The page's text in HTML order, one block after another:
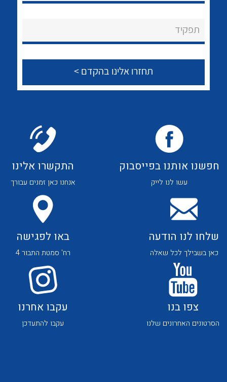
אודות
About Ateka Ltd.
לכל מוצרי היצרן
לכל מוצרי היצרן לכל מוצרי היצרן
תפקיד
חפשנו אותנו בפייסבוק
עשו לנו לייק
התקשרו אלינו
אנחנו כאן זמנים עבורך
שלחו לנו הודעה
כאן בשבילך לכל שאלה
באו לפגישה
רח' סמטת התבור 4
צפו בנו
הסרטונים האחרונים שלנו
עקבו אחרנו
עקבו להתעדכן